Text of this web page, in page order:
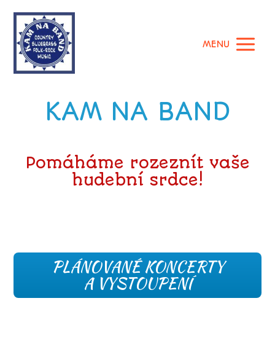
MENU
KAM NA BAND
Pomáháme rozeznít vaše
hudební srdce!
PLÁNOVANÉ KONCERTY
A VYSTOUPENÍ